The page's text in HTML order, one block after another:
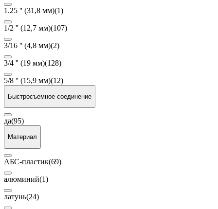
1.25 '' (31,8 мм)(1)
1/2 '' (12,7 мм)(107)
3/16 '' (4,8 мм)(2)
3/4 '' (19 мм)(128)
5/8 '' (15,9 мм)(12)
Быстросъемное соединение
да(95)
Материал
АБС-пластик(69)
алюминий(1)
латунь(24)